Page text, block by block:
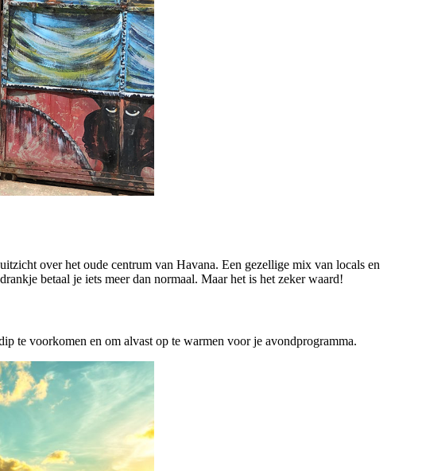
over het oude centrum van Havana. Een gezellige mix van locals en
betaal je iets meer dan normaal. Maar het is het zeker waard!
te voorkomen en om alvast op te warmen voor je avondprogramma.